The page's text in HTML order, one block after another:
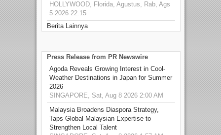
HOLLYWOOD, Florida, Agustus, Rab, Ags
5 2026 22.15
Berita Lainnya
Press Release from PR Newswire
Agoda Reveals Growing Interest in Cool-
Weather Destinations in Japan for Summer
2026
SINGAPORE, Sat, Aug 8 2026 2:00 AM
Malaysia Broadens Diaspora Strategy,
Taps Global Malaysian Expertise to
Strengthen Local Talent